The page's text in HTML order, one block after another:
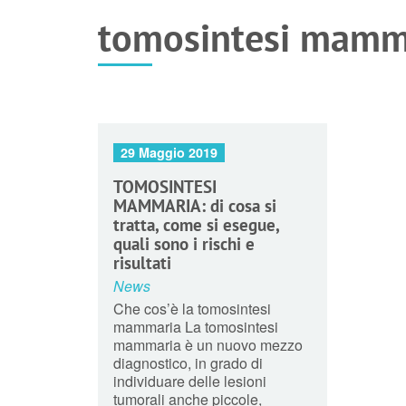
tomosintesi
29 Maggio 2019
TOMOSINTESI
MAMMARIA: di cosa si
tratta, come si esegue,
quali sono i rischi e
risultati
News
Che cos’è la tomosintesi
mammaria La tomosintesi
mammaria è un nuovo mezzo
diagnostico, in grado di
individuare delle lesioni
tumorali anche piccole,